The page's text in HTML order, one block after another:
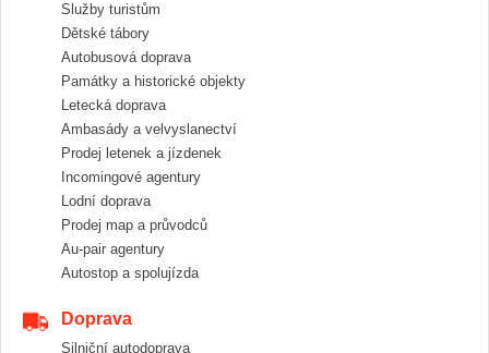
Služby turistům
Dětské tábory
Autobusová doprava
Památky a historické objekty
Letecká doprava
Ambasády a velvyslanectví
Prodej letenek a jízdenek
Incomingové agentury
Lodní doprava
Prodej map a průvodců
Au-pair agentury
Autostop a spolujízda
Doprava
Silniční autodoprava